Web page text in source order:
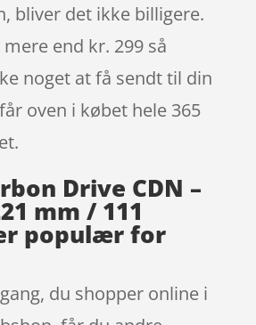
bliver det ikke billigere.
end kr. 299 så
noget at få sendt til din
oven i købet hele 365
Drive CDN –
mm / 111
populær for
du shopper online i